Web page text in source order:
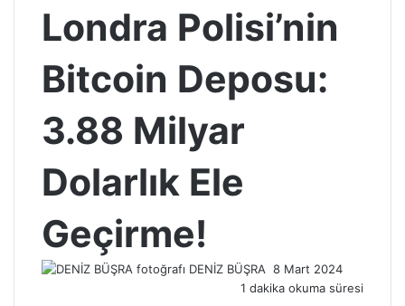
Londra Polisi’nin
Bitcoin Deposu:
3.88 Milyar
Dolarlık Ele
Geçirme!
DENİZ BÜŞRA Bir
e-
8 Mart 2024
1 dakika okuma süresi